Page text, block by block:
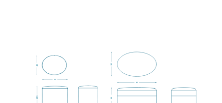
40
48,5
50
80
44
50